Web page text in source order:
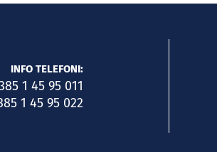
INFO TELEFONI:
1 45 95 011
1 45 95 022